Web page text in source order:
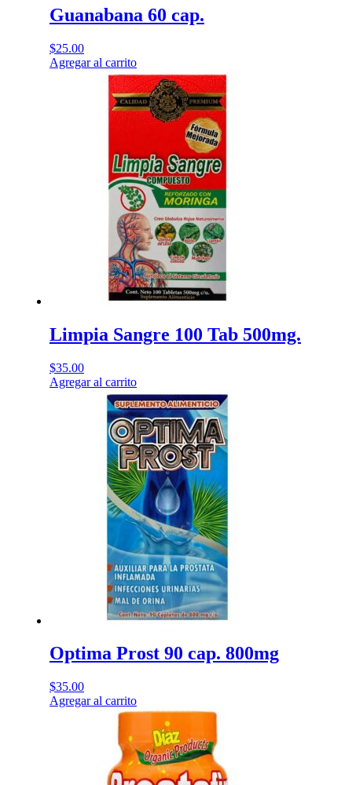
Guanabana 60 cap.
$25.00
Agregar al carrito
Limpia Sangre 100 Tab 500mg.
$35.00
Agregar al carrito
Optima Prost 90 cap. 800mg
$35.00
Agregar al carrito